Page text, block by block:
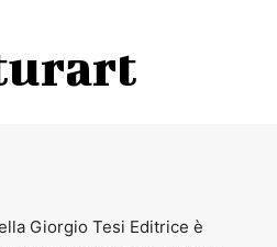
Giorgio Tesi Editrice è